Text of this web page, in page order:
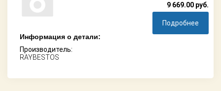
Информация о детали:
Производитель:
RAYBESTOS
9 669.00 руб.
Подробнее